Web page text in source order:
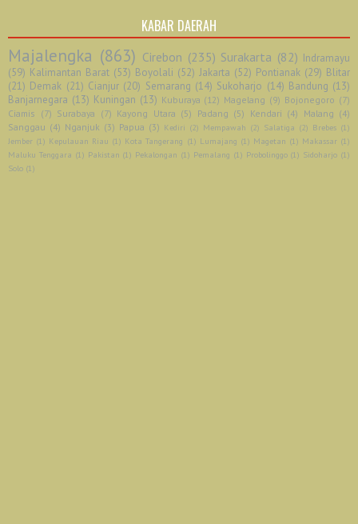
KABAR DAERAH
Majalengka (863) Cirebon (235) Surakarta (82) Indramayu
(59) Kalimantan Barat (53) Boyolali (52) Jakarta (52) Pontianak (29) Blitar
(21) Demak (21) Cianjur (20) Semarang (14) Sukoharjo (14) Bandung (13)
Banjarnegara (13) Kuningan (13) Kuburaya (12) Magelang (9) Bojonegoro (7)
Ciamis (7) Surabaya (7) Kayong Utara (5) Padang (5) Kendari (4) Malang (4)
Sanggau (4) Nganjuk (3) Papua (3) Kediri (2) Mempawah (2) Salatiga (2) Brebes (1)
Jember (1) Kepulauan Riau (1) Kota Tangerang (1) Lumajang (1) Magetan (1) Makassar (1)
Maluku Tenggara (1) Pakistan (1) Pekalongan (1) Pemalang (1) Probolinggo (1) Sidoharjo (1)
Solo (1)